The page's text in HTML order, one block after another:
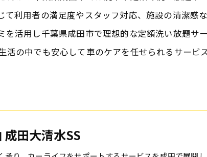
利用者の満足度やスタッフ対応、施設の清潔感
活用し千葉県成田市で理想的な定額洗い放題サ
活の中でも安心して車のケアを任せられるサー
田大清水SS